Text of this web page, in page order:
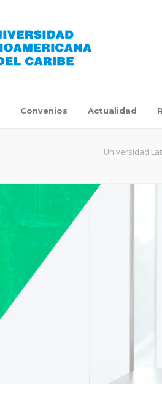
Convenios Actualidad
Universidad